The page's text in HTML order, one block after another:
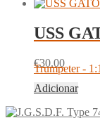
USS
€30.00
Trumpeter -
Adicionar